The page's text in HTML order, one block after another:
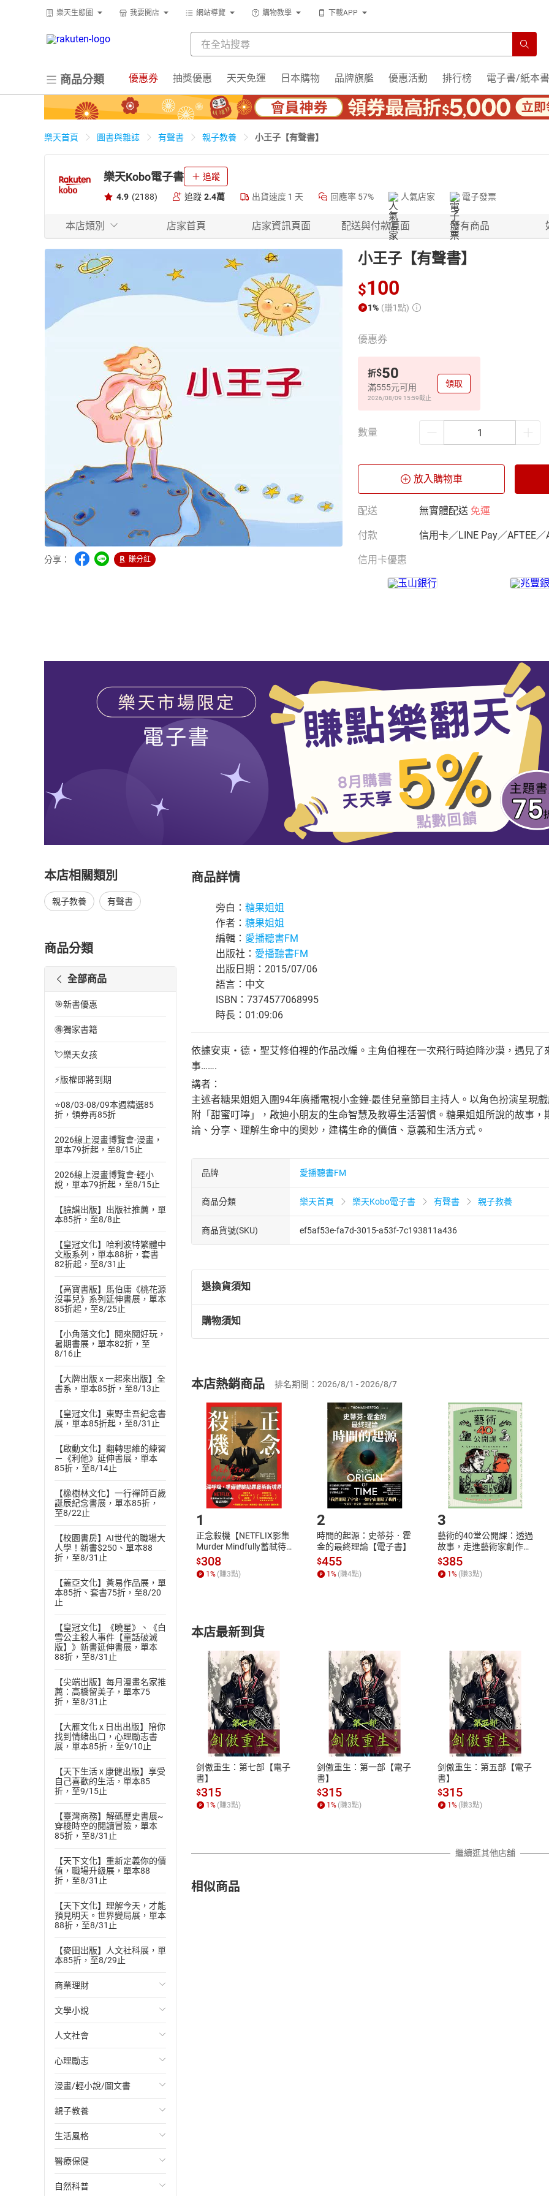
樂天生態圈 我要開店 網站導覽 購物教學 下載APP
商品分類 優惠券 抽獎優惠 天天免運 日本購物 品牌旗艦 優惠活動 排行榜 電子書/紙本書
樂天首頁 圖書與雜誌 有聲書 親子教養 小王子【有聲書】
樂天Kobo電子書 追蹤
4.9 (2188) 追蹤 2.4萬 出貨速度 1 天 回應率 57% 人氣店家 電子發票
本店類別 店家首頁 店家資訊頁面 配送與付款頁面 所有商品
分享： 賺分紅
小王子【有聲書】
$100
1% (賺1點)
優惠券
折$50
滿555元可用
2026/08/09 15:59截止
領取
數量
放入購物車
配送 無實體配送 免運
付款 信用卡／LINE Pay／AFTEE／
信用卡優惠
本店相關類別
親子教養 有聲書
商品分類
全部商品
🎯新書優惠
🉐獨家書籍
💘樂天女孩
⚡版權即將到期
⭐08/03-08/09本週精選85
折，領券再85折
2026線上漫畫博覽會-漫畫，
單本79折起，至8/15止
2026線上漫畫博覽會-輕小
說，單本79折起，至8/15止
【臉譜出版】出版社推薦，單
本85折，至8/8止
【皇冠文化】哈利波特繁體中
文版系列，單本88折，套書
82折起，至8/31止
【高寶書版】馬伯庸《桃花源
沒事兒》系列延伸書展，單本
85折起，至8/25止
【小角落文化】閱來閱好玩，
暑期書展，單本82折，至
8/16止
【大牌出版 x 一起來出版】全
書系，單本85折，至8/13止
【皇冠文化】東野圭吾紀念書
展，單本85折起，至8/31止
【啟動文化】翻轉思維的練習
－《利他》延伸書展，單本
85折，至8/14止
【橡樹林文化】一行禪師百歲
誕辰紀念書展，單本85折，
至8/22止
【校園書房】AI世代的職場大
人學！新書$250、單本88
折，至8/31止
【蓋亞文化】黃易作品展，單
本85折、套書75折，至8/20
止
【皇冠文化】《曉星》、《白
雪公主殺人事件【童話破滅
版】》新書延伸書展，單本
88折，至8/31止
【尖端出版】每月漫畫名家推
薦：高橋留美子，單本75
折，至8/31止
【大雁文化 x 日出出版】陪你
找到情緒出口，心理勵志書
展，單本85折，至9/10止
【天下生活 x 康健出版】享受
自己喜歡的生活，單本85
折，至9/15止
【臺灣商務】解碼歷史書展~
穿梭時空的閱讀冒險，單本
85折，至8/31止
【天下文化】重新定義你的價
值，職場升級展，單本88
折，至8/31止
【天下文化】理解今天，才能
預見明天。世界變局展，單本
88折，至8/31止
【麥田出版】人文社科展，單
本85折，至8/29止
商業理財
投資理財
經濟/趨勢
財務/金融
管理/領導
職場工作術
成功法
行銷/廣告
傳記
文學小說
歐美文學
日本文學
韓國文學
華文文學
經典文學
成長/家庭生活小說
懸疑/推理小說
人文社會
國際關係
政治
社會科學
台灣/中國歷史
日/韓歷史
其他歷史/史學
心理勵志
心靈成長/情緒
人際關係
兩性關係
心理學
漫畫/輕小說/圖文書
輕小說
奇幻/科幻
愛情故事
職場/社會寫實
親子教養
教育現場
兒童文學/故事
兒童科普/學習
生活風格
飲食/食譜
健身/美顏
醫療保健
健康/養生
自然科普
商品詳情
旁白： 糖果姐姐
作者： 糖果姐姐
編輯： 愛播聽書FM
出版社： 愛播聽書FM
出版日期：2015/07/06
語言：中文
ISBN：7374577068995
時長：01:09:06
依據安東‧德‧聖艾修伯裡的作品改編。主角伯裡在一次飛行時迫降沙漠，遇見了
事…….
講者：
主述者糖果姐姐入圍94年廣播電視小金鐘-最佳兒童節目主持人。以角色扮演呈現
附「甜蜜叮嚀」，啟迪小朋友的生命智慧及教導生活習慣。糖果姐姐所說的故事
論、分享、理解生命中的奧妙，建構生命的價值、意義和生活方式。
品牌 愛播聽書FM
商品分類 樂天首頁 樂天Kobo電子書 有聲書 親子教養
商品貨號(SKU) ef5af53e-fa7d-3015-a53f-7c193811a436
退換貨須知
退換貨規定：
(一)依消費者保護法第19條第1項後段暨通訊交易解除權合理例外情事適用
(二)消費者訂購本店鋪之商品即代表知悉本店鋪所銷售之商品為電子書，
且已下載/存取電子書，不得請求退貨退款。
退貨方式：您欲取消訂單或辦理退貨時，請登入樂天市場，並於「我的訂單
貨」，本店鋪將依您的申請進行審核，待審核通過後將為您辦理退款事宜。
請注意，樂天市場須以整筆訂單為單位進行取消/退貨，恕無法以單支商品取
購物須知
挑選商品
Choose
放入購物車
Shopping cart
登入帳號
Login
購書後，如何開始使用？
Step1.選擇閱讀載具 Step2.登入
付款方式
ATM轉帳、信用卡、LINE PAY、AFTEE
退換貨規範
本店是否提供消費者保護法七日猶
之權利，遽消費者保護法及通訊交
除權合理例外情事適用準則，依商
質各有不同規定。詳細退換貨說明
照各商品說明。
本店熱銷商品 排名期間：2026/8/1 - 2026/8/7
1
正念殺機【NETFLIX影集
Murder Mindfully蓄弒待
發】【電子書】
$308
1% (賺3點)
2
時間的起源：史蒂芬．霍
金的最終理論【電子書】
$455
1% (賺4點)
3
藝術的40堂公開課：透過
故事，走進藝術家創作現
場，看藝術如何誕生、如
何形塑人類生活【電子
書】
$385
1% (賺3點)
本店最新到貨
剑傲重生：第七部【電子
書】
$315
1 % (賺3點)
剑傲重生：第一部【電子
書】
$315
1 % (賺3點)
剑傲重生：第五部【電子
書】
$315
1 % (賺3點)
繼續逛其他店舖
相似商品